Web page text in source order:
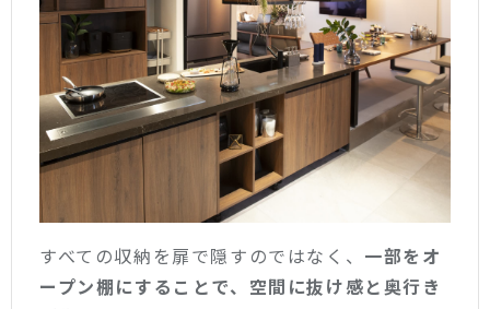
すべての収納を扉で隠すのではなく、 一部をオ
ープン棚にすることで、空間に抜け感と奥行き